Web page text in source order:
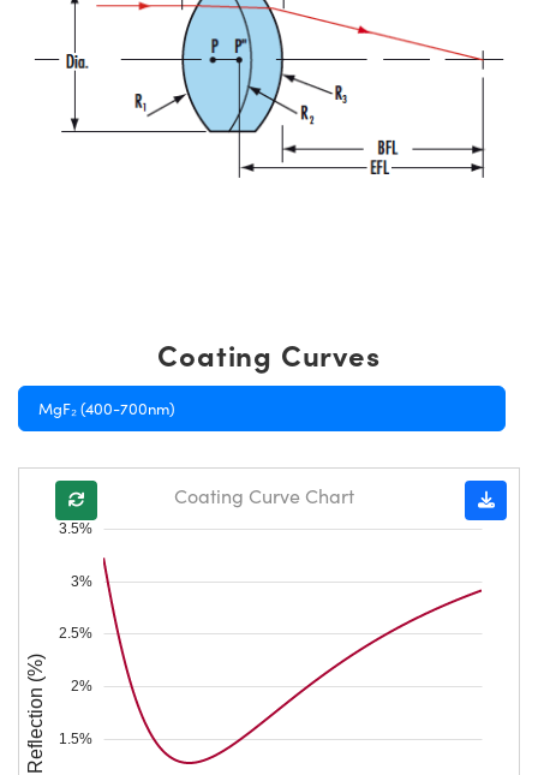
Coating Curves
MgF₂ (400-700nm)
1.5%
2%
2.5%
3%
3.5%
Reflection (%)
Coating Curve Chart